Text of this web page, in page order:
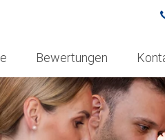
Bewertungen